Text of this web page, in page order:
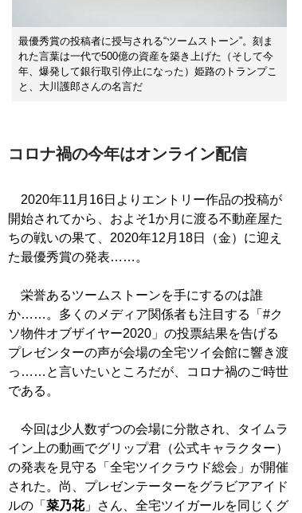
最優秀賞の投稿者に授与される“ツームストーン”。刻ま
れた言葉は一代で500億の資産を築き上げた（そして今
年、爆発して銀行取引停止になった）姫路のトランプこ
と、大川護郎さんの名言だ
コロナ禍の今年はオンライン配信
2020年11月16日よりエントリー作品の投稿が
開始されてから、およそ1か月に渡る不動産屋た
ちの戦いの果て、2020年12月18日（金）に迎え
た最優秀賞の発表……。
栄誉あるツームストーンを手にするのは誰
か……。多くのメディア関係者も注目する「#ク
ソ物件オブザイヤー2020」の投票結果を告げる
プレゼンターの声が会場の全宅ツイ会館に響き渡
っ……と言いたいところだが、コロナ禍のご時世
である。
今回は少人数ずつの会場に分散され、タイムラ
イン上の動画でグリップ君（公式キャラクター）
の発表を見守る「全宅ツイクラウド総会」が開催
された。尚、プレゼンテーターをグラビアアイド
ルの「 菜乃花」さん、全宅ツイガールを同じくグ